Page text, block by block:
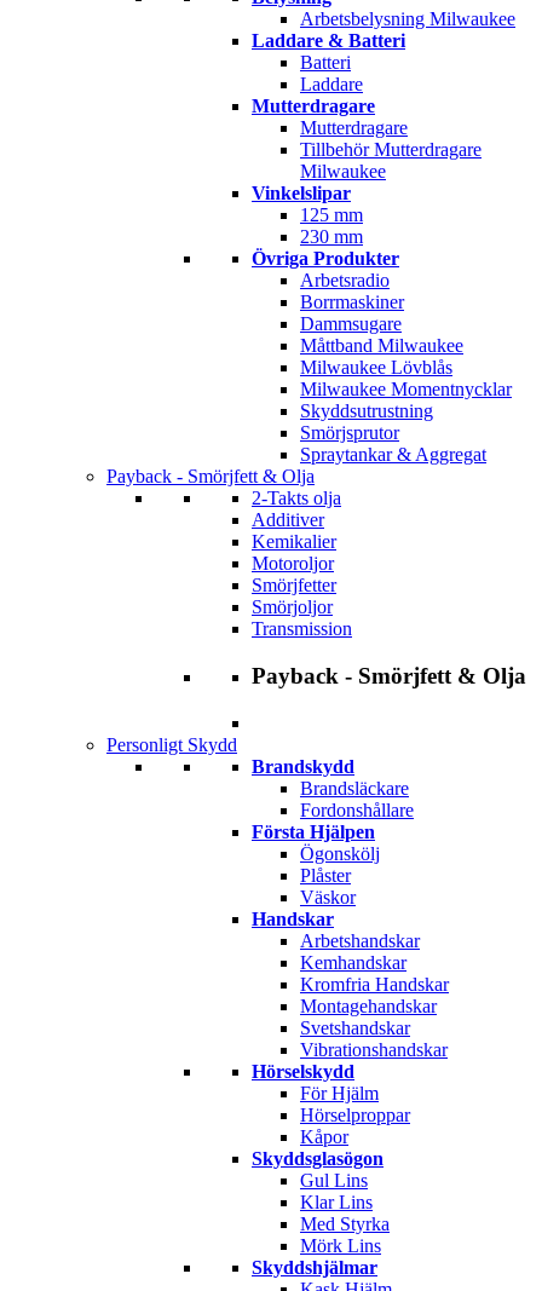
Arbetsbelysning Milwaukee
Laddare & Batteri
Batteri
Laddare
Mutterdragare
Mutterdragare
Tillbehör Mutterdragare
Milwaukee
Vinkelslipar
125 mm
230 mm
Övriga Produkter
Arbetsradio
Borrmaskiner
Dammsugare
Måttband Milwaukee
Milwaukee Lövblås
Milwaukee Momentnycklar
Skyddsutrustning
Smörjsprutor
Spraytankar & Aggregat
Payback - Smörjfett & Olja
2-Takts olja
Additiver
Kemikalier
Motoroljor
Smörjfetter
Smörjoljor
Transmission
Payback - Smörjfett & Olja
Personligt Skydd
Brandskydd
Brandsläckare
Fordonshållare
Första Hjälpen
Ögonskölj
Plåster
Väskor
Handskar
Arbetshandskar
Kemhandskar
Kromfria Handskar
Montagehandskar
Svetshandskar
Vibrationshandskar
Hörselskydd
För Hjälm
Hörselproppar
Kåpor
Skyddsglasögon
Gul Lins
Klar Lins
Med Styrka
Mörk Lins
Skyddshjälmar